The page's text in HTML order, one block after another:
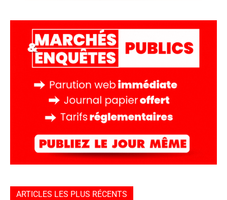
ARTICLES LES PLUS RÉCENTS